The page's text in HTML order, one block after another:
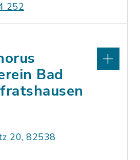
252
Bad
20, 82538